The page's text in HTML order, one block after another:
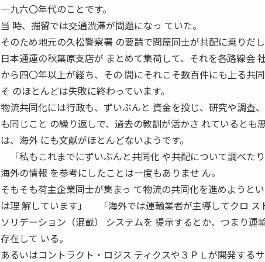
一九六〇年代のことです。
当 時、掘留では交通渋滞が問題になっ ていた。
そのため地元の久松警察署 の要請で問屋同士が共配に乗りだし
日本通運の秋葉原支店が まとめて集荷して、それを各路線
から四〇年以上が経ち、その 間にそれこそ数百件にも上る共
そ のほとんどは失敗に終わっています。
物流共同化には行政も、ずいぶんと 資金を投じ、研究や調査
も同じこと の繰り返しで、過去の教訓が活かさ れていると
は、海外 にも文献がほとんどないようです。
「私もこれまでにずいぶんと共同化 や共配について調べた
海外の情報 を参考にしたことは一度もありませ ん。
そもそも荷主企業同士が集まっ て物流の共同化を進めようと
は理 解しています」 「海外では運輸業者が主導してクロ ス
ソリデーション（混載） システムを 提示するとか、つまり運
存在して いる。
あるいはコントラクト・ロジス ティクスや３ＰＬが開発する